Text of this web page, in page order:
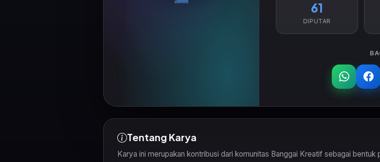
61
DIPUTAR
Tentang Karya
Karya ini merupakan kontribusi dari komunitas Banggai Kreatif sebagai